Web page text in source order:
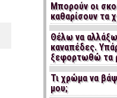
Μπορούν οι
καθαρίσουν τα
Θέλω να
καναπέδες.
ξεφορτωθώ τα
Τι χρώμα να
μου;